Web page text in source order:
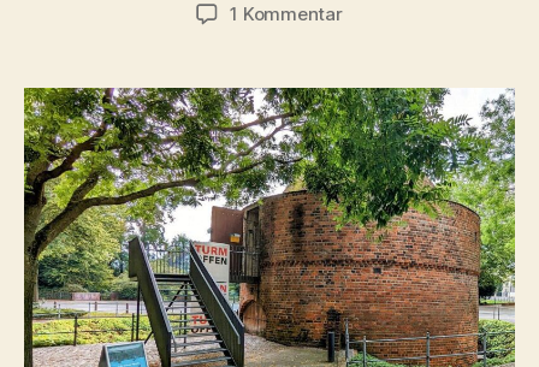
1 Kommentarzu
People
(Tuan
Andrew
Nguyen
2020)
–
Oldenburg
Pulverturm